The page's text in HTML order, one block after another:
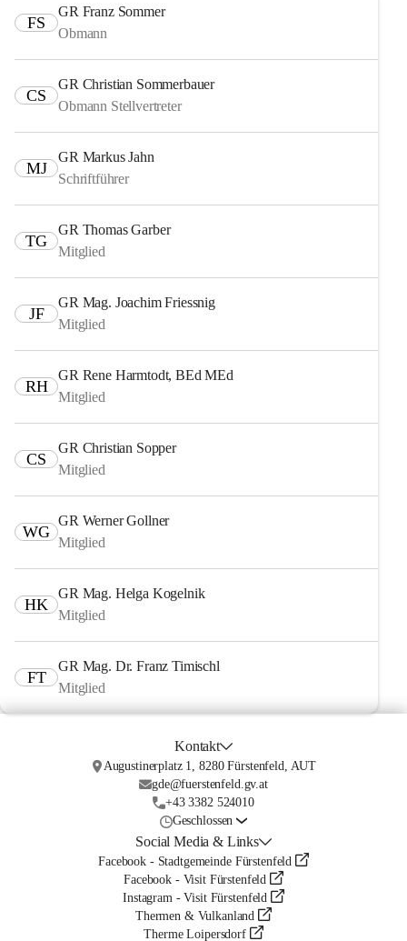
FS
GR Franz Sommer
Obmann
CS
GR Christian Sommerbauer
Obmann Stellvertreter
MJ
GR Markus Jahn
Schriftführer
TG
GR Thomas Garber
Mitglied
JF
GR Mag. Joachim Friessnig
Mitglied
RH
GR Rene Harmtodt, BEd MEd
Mitglied
CS
GR Christian Sopper
Mitglied
WG
GR Werner Gollner
Mitglied
HK
GR Mag. Helga Kogelnik
Mitglied
FT
GR Mag. Dr. Franz Timischl
Mitglied
Kontakt
Augustinerplatz 1, 8280 Fürstenfeld, AUT
gde@fuerstenfeld.gv.at
+43 3382 524010
Geschlossen
Social Media & Links
Facebook - Stadtgemeinde Fürstenfeld
Facebook - Visit Fürstenfeld
Instagram - Visit Fürstenfeld
Thermen & Vulkanland
Therme Loipersdorf